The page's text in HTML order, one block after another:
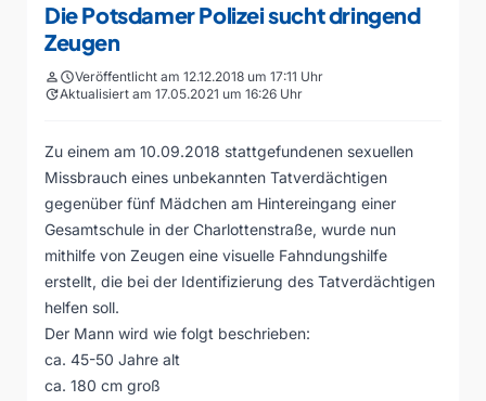
Die Potsdamer Polizei sucht dringend
Zeugen
personscheduleVeröffentlicht am 12.12.2018 um 17:11 Uhr
updateAktualisiert am 17.05.2021 um 16:26 Uhr
Zu einem am 10.09.2018 stattgefundenen sexuellen
Missbrauch eines unbekannten Tatverdächtigen
gegenüber fünf Mädchen am Hintereingang einer
Gesamtschule in der Charlottenstraße, wurde nun
mithilfe von Zeugen eine visuelle Fahndungshilfe
erstellt, die bei der Identifizierung des Tatverdächtigen
helfen soll.
Der Mann wird wie folgt beschrieben:
ca. 45-50 Jahre alt
ca. 180 cm groß